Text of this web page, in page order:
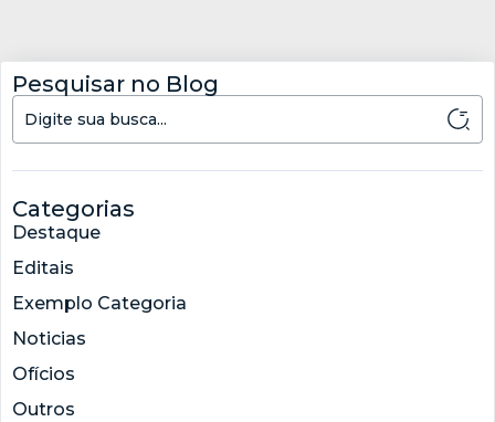
Pesquisar no Blog
Categorias
Destaque
Editais
Exemplo Categoria
Noticias
Ofícios
Outros